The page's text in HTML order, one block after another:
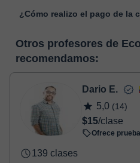
desarrollada para el ámbito
pizarra virtual o el editor de
enlace puedes ver una demo del
virtual
¿Cómo realizo el pago de la
horas, podrás realizar el pago
Tienes dos opciones para efectuar
- Tarjeta de crédito.
Una vez realices el pago de la
confirmación de la reserva.
Otros profesores de
recomendamos:
Dario E.
5,0 (14)
$15/clase
Ofrece
139 clases